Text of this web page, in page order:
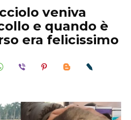
veniva
e quando è
era felicissimo